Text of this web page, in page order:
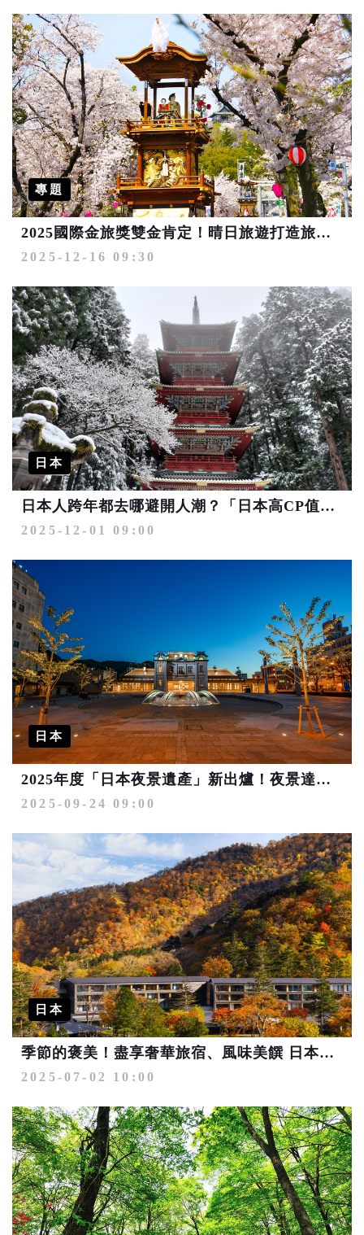
專題
2025國際金旅獎雙金肯定！晴日旅遊打造旅遊市場耀眼佳作
2025-12-16 09:30
日本
日本人跨年都去哪避開人潮？「日本高CP值私房旅遊地區排行榜」大公開！
2025-12-01 09:00
日本
2025年度「日本夜景遺產」新出爐！夜景達人再選8處景點
2025-09-24 09:00
日本
季節的褒美！盡享奢華旅宿、風味美饌 日本極上秋楓奢旅
2025-07-02 10:00